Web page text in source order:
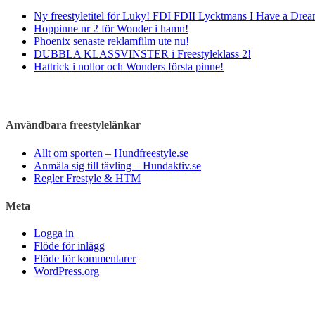
Ny freestyletitel för Luky! FDI FDII Lycktmans I Have a
Hoppinne nr 2 för Wonder i hamn!
Phoenix senaste reklamfilm ute nu!
DUBBLA KLASSVINSTER i Freestyleklass 2!
Hattrick i nollor och Wonders första pinne!
Användbara freestylelänkar
Allt om sporten – Hundfreestyle.se
Anmäla sig till tävling – Hundaktiv.se
Regler Frestyle & HTM
Meta
Logga in
Flöde för inlägg
Flöde för kommentarer
WordPress.org